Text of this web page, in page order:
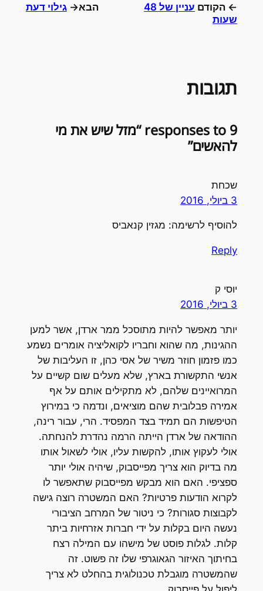
← הקודם
עניין של 48
שעות
הבא→ גילוי דעת
תגובות
9 responses to “מזל שיש את מי
להאשים”
שכחת
3 ביולי, 2016
להוסיף לרשימה: מגזין קנאביס
Reply
יוסי ק
3 ביולי, 2016
יותר מאפשר להיות מתוסכל ממר ארדן, אשר למען
ההגינות, מה שהוא וחבריו לקואליציה אומרים נשמע
כמו פזמון חוזר משיר של אסי כהן, זו העליבות של
אנשי התקשורת בארץ, שלא מעלים שום קשיים על
המרואיינים שלהם, לא מתקילים אותם על אף
אמירה פבלובית שהם מוציאים, ונדמה כי במירוץ
הטיפשות הם תמיד בצד המפסיד. הרי, עבור רינה,
ההודאה של ארדן הייתה הרמה נהדרת להנחתה.
אולי לעקוץ אותו, להקשות עליו, אולי לשאול אותו
מה בדיוק הוא צריך מפייסבוק, שיהיה אולי יותר
ספציפי. האם הוא מבקש מפייסבוק שתאפשר לו
לקרוא הודעות פרטיות? האם המשטרה רוצה גישה
לקבוצות סגורות? כי ניטור של המרחב הציבורי
נעשה היום בקלות על ידי חברות אזרחיות ביתר
קלות. לגלות פוסט של מישהו עם המילה רצח
בחיתוך האיזור הגאוגרפי שלו זה פשוט. זה
שהמשטרה מוגבלת טכנולוגית בהחלט לא צריך